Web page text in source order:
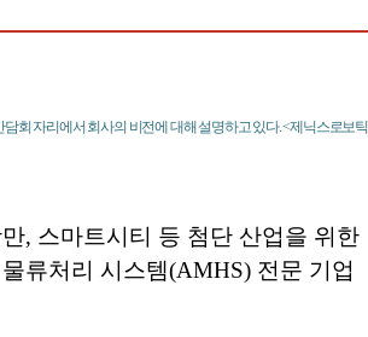
회 자리에서 회사의 비전에 대해 설명하고 있다. <제닉스로보틱
, 스마트시티 등 첨단 산업을 위한
류처리 시스템(AMHS) 전문 기업